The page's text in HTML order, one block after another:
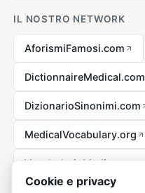
IL NOSTRO NETWORK
AforismiFamosi.com
DictionnaireMedical.com
DizionarioSinonimi.com
MedicalVocabulary.org
VocabolarioMedico.com
Cookie e privacy